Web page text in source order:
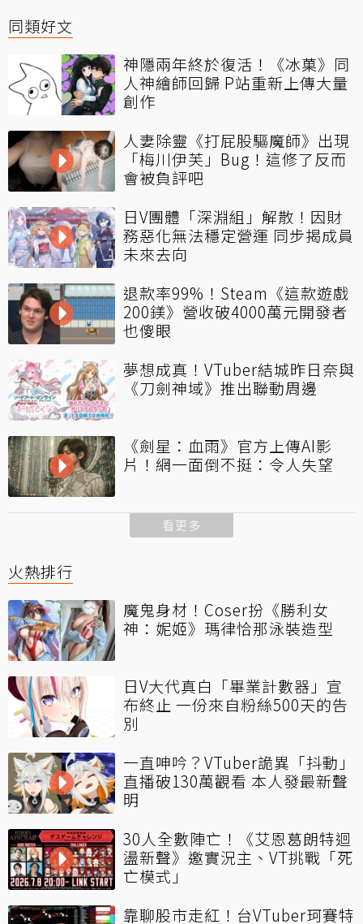
同類好文
神隱兩年終於復活！《冰菓》同
人神繪師回歸 P站重新上傳大量
創作
人妻除靈《打屁股驅魔師》出現
「梅川伊芙」Bug！這修了反而
會被負評吧
日V團體「深淵組」解散！因財
務惡化無法穩定營運 同步揭成員
未來去向
退款率99%！Steam《這款遊戲
200鎂》營收破4000萬元開發者
也傻眼
夢想成真！VTuber結城昨日奈與
《刀劍神域》推出聯動周邊
《劍星：血雨》官方上傳AI影
片！網一面倒不挺：令人失望
看更多
火熱排行
魔鬼身材！Coser扮《勝利女
神：妮姬》瑪律恰那泳裝造型
日V大代真白「畢業計數器」宣
布終止 一份來自粉絲500天的告
別
一直呻吟？VTuber詭異「抖動」
直播破130萬觀看 本人發最新聲
明
30人全數陣亡！《艾恩葛朗特迴
盪新聲》邀實況主、VT挑戰「死
亡模式」
靠聊股市走紅！台VTuber珂賽特